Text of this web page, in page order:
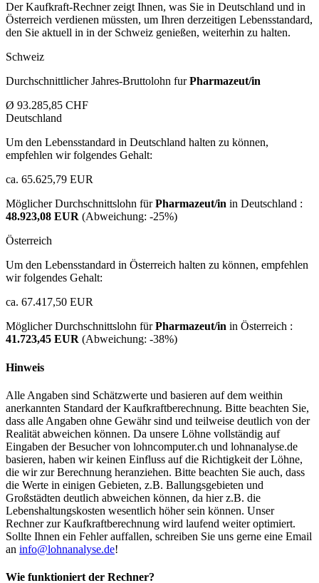
Der Kaufkraft-Rechner zeigt Ihnen, was Sie in Deutschland und in
Österreich verdienen müssten, um Ihren derzeitigen Lebensstandard,
den Sie aktuell in in der Schweiz genießen, weiterhin zu halten.
Schweiz
Durchschnittlicher Jahres-Bruttolohn furPharmazeut/in
Ø 93.285,85 CHF
Deutschland
Um den Lebensstandard in Deutschland halten zu können,
empfehlen wir folgendes Gehalt:
ca. 65.625,79 EUR
Möglicher Durchschnittslohn fürPharmazeut/in in Deutschland :
48.923,08 EUR (Abweichung: -25%)
Österreich
Um den Lebensstandard in Österreich halten zu können, empfehlen
wir folgendes Gehalt:
ca. 67.417,50 EUR
Möglicher Durchschnittslohn fürPharmazeut/in in Österreich :
41.723,45 EUR (Abweichung: -38%)
Hinweis
Alle Angaben sind Schätzwerte und basieren auf dem weithin
anerkannten Standard der Kaufkraftberechnung. Bitte beachten Sie,
dass alle Angaben ohne Gewähr sind und teilweise deutlich von der
Realität abweichen können. Da unsere Löhne vollständig auf
Eingaben der Besucher von lohncomputer.ch und lohnanalyse.de
basieren, haben wir keinen Einfluss auf die Richtigkeit der Löhne,
die wir zur Berechnung heranziehen. Bitte beachten Sie auch, dass
die Werte in einigen Gebieten, z.B. Ballungsgebieten und
Großstädten deutlich abweichen können, da hier z.B. die
Lebenshaltungskosten wesentlich höher sein können. Unser
Rechner zur Kaufkraftberechnung wird laufend weiter optimiert.
Sollte Ihnen ein Fehler auffallen, schreiben Sie uns gerne eine Email
an info@lohnanalyse.de!
Wie funktioniert der Rechner?